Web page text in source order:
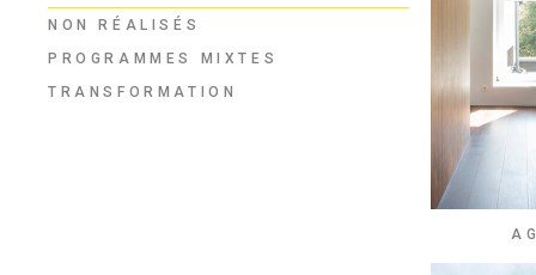
NON RÉALISÉS
PROGRAMMES MIXTES
TRANSFORMATION